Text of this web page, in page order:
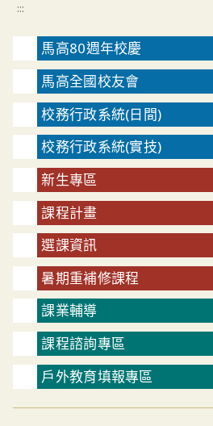
:::
馬高80週年校慶
馬高全國校友會
校務行政系統(日間)
校務行政系統(實技)
新生專區
課程計畫
選課資訊
暑期重補修課程
課業輔導
課程諮詢專區
戶外教育填報專區